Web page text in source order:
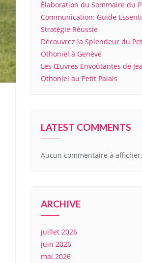
Élaboration du Sommaire du
Communication: Guide
Stratégie Réussie
Découvrez la Splendeur du
Othoniel à Genève
Les Œuvres Envoûtantes de
Othoniel au Petit Palais
LATEST COMMENTS
Aucun commentaire à afficher.
ARCHIVE
juillet 2026
juin 2026
mai 2026